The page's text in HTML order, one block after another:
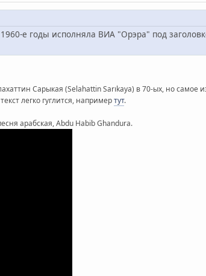
е годы исполняла ВИА "Орэра" под
Сарыкая (Selahattin Sarıkaya) в 70-ых, но самое
легко гуглится, напримертут.
арабская, Abdu Habib Ghandura.